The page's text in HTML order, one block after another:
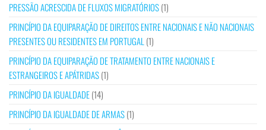
PRESSÃO ACRESCIDA DE FLUXOS MIGRATÓRIOS(1)
PRINCÍPIO DA EQUIPARAÇÃO DE DIREITOS ENTRE NACIONAIS E NÃO NACIONAIS
PRESENTES OU RESIDENTES EM PORTUGAL (1)
PRINCÍPIO DA EQUIPARAÇÃO DE TRATAMENTO ENTRE NACIONAIS E
ESTRANGEIROS E APÁTRIDAS(1)
PRINCÍPIO DA IGUALDADE(14)
PRINCÍPIO DA IGUALDADE DE ARMAS(1)